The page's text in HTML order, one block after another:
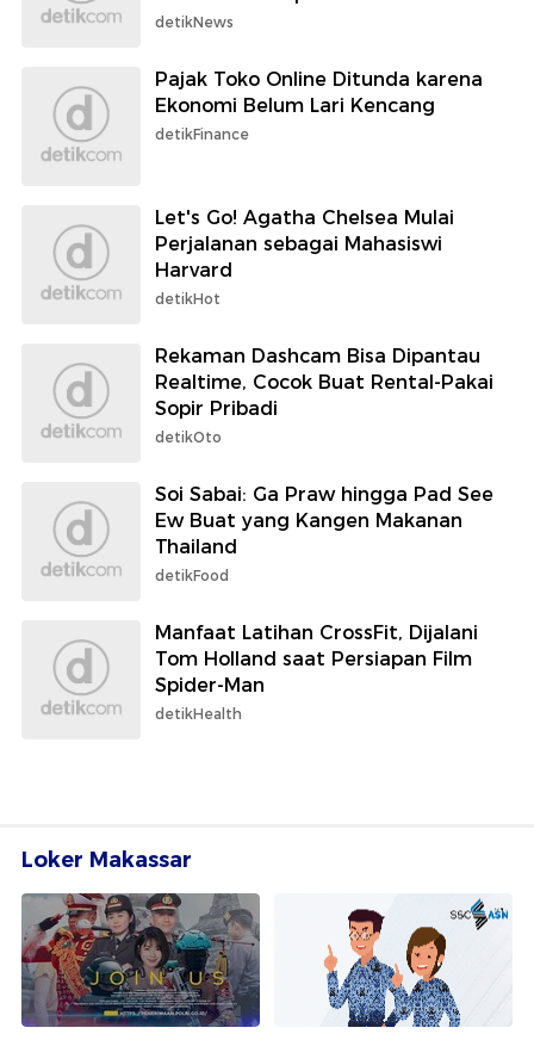
detikNews
Pajak Toko Online Ditunda karena
Ekonomi Belum Lari Kencang
detikFinance
Let's Go! Agatha Chelsea Mulai
Perjalanan sebagai Mahasiswi
Harvard
detikHot
Rekaman Dashcam Bisa Dipantau
Realtime, Cocok Buat Rental-Pakai
Sopir Pribadi
detikOto
Soi Sabai: Ga Praw hingga Pad See
Ew Buat yang Kangen Makanan
Thailand
detikFood
Manfaat Latihan CrossFit, Dijalani
Tom Holland saat Persiapan Film
Spider-Man
detikHealth
Loker Makassar